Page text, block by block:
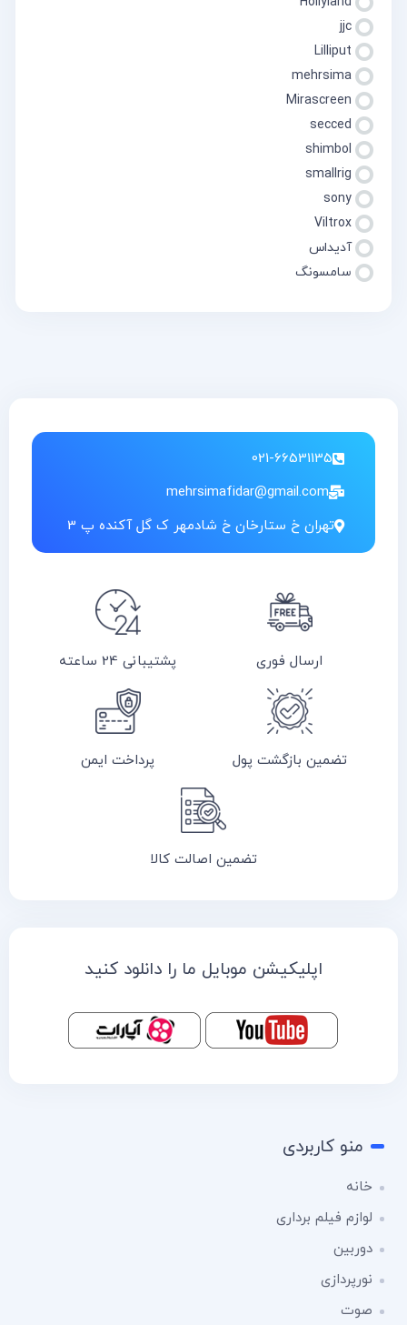
jjc
Lilliput
mehrsima
Mirascreen
secced
shimbol
smallrig
sony
Viltrox
آدیداس
سامسونگ
021-66531135
mehrsimafidar@gmail.com
تهران خ ستارخان خ شادمهر ک گل آکنده پ 3
ارسال فوری پشتیبانی 24 ساعته
تضمین بازگشت پول پرداخت ایمن
تضمین اصالت کالا
اپلیکیشن موبایل ما را دانلود کنید
منو کاربردی
خانه
لوازم فیلم برداری
دوربین
نورپردازی
صوت